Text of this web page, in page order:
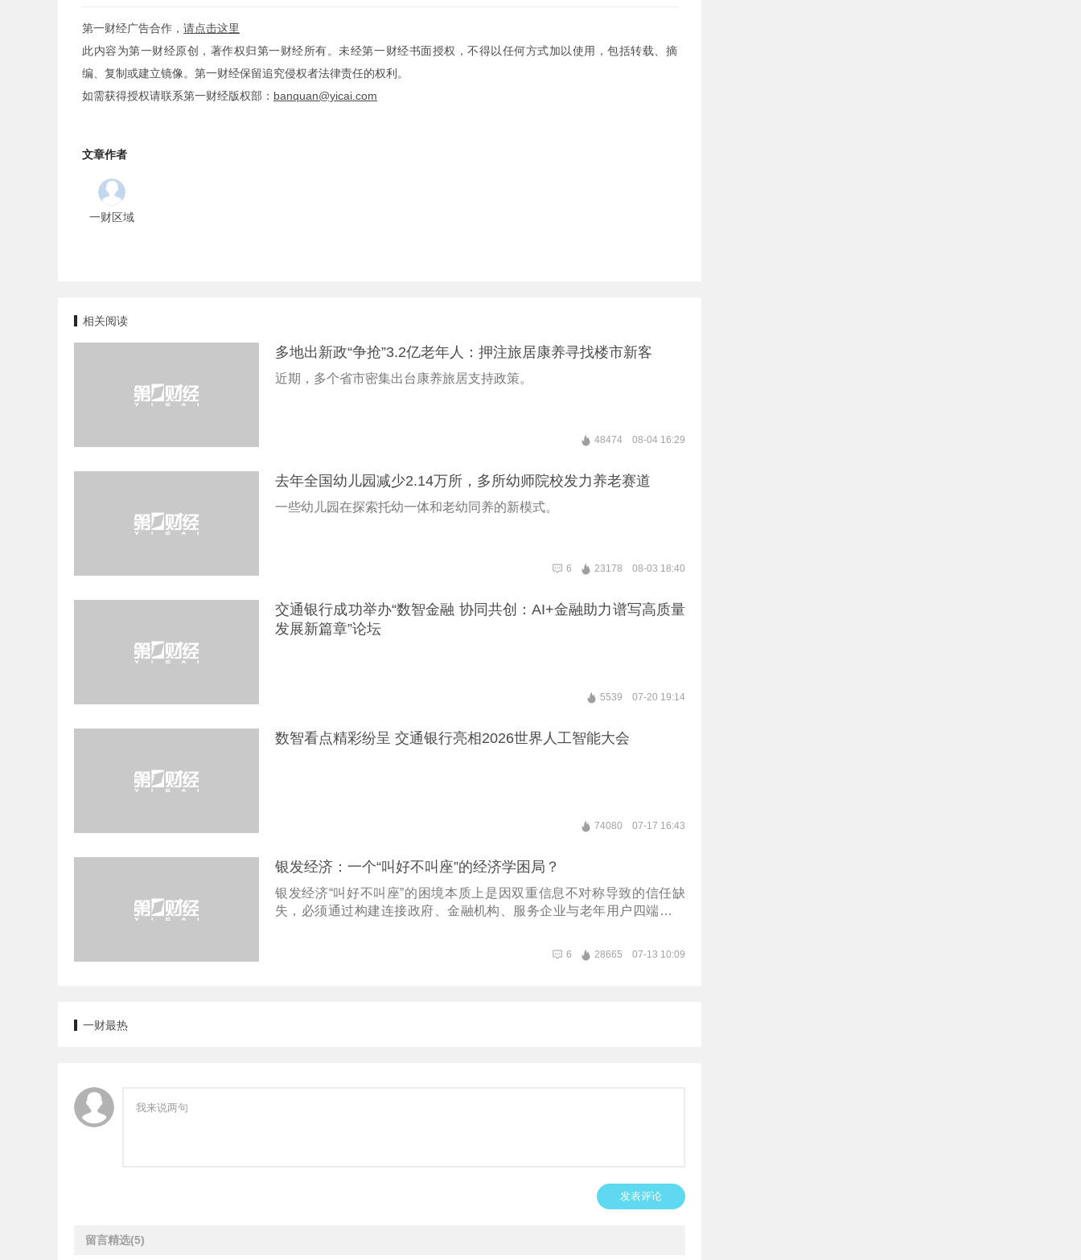
第一财经广告合作， 请点击这里
此内容为第一财经原创，著作权归第一财经所有。未经第一财经书面授权，不得以任何方式加以使用，包括转载、摘
编、复制或建立镜像。第一财经保留追究侵权者法律责任的权利。
如需获得授权请联系第一财经版权部： banquan@yicai.com
文章作者
一财区域
相关阅读
多地出新政“争抢”3.2亿老年人：押注旅居康养寻找楼市新客
近期，多个省市密集出台康养旅居支持政策。
48474 08-04 16:29
去年全国幼儿园减少2.14万所，多所幼师院校发力养老赛道
一些幼儿园在探索托幼一体和老幼同养的新模式。
6 23178 08-03 18:40
交通银行成功举办“数智金融 协同共创：AI+金融助力谱写高质量
发展新篇章”论坛
5539 07-20 19:14
数智看点精彩纷呈 交通银行亮相2026世界人工智能大会
74080 07-17 16:43
银发经济：一个“叫好不叫座”的经济学困局？
银发经济“叫好不叫座”的困境本质上是因双重信息不对称导致的信任缺
失，必须通过构建连接政府、金融机构、服务企业与老年用户四端的制
6 28665 07-13 10:09
一财最热
发表评论
留言精选(5)